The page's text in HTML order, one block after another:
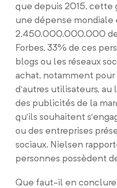
que depuis 2015, cette
une dépense mondiale
2.450.000.000.000 de
Forbes, 33% de ces
blogs ou les réseaux
achat, notamment
d’autres utilisateurs,
des publicités de la
qu’ils souhaitent
ou des entreprises
sociaux. Nielsen
personnes possèdent
Que faut-il en